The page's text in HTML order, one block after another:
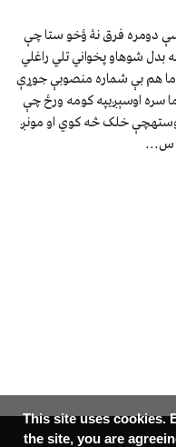
دومره فرق نۀ ؤخو ستا چې
بدل شوهاو پخواني تلي راغلي
هم بې شماره منصوبې جوړې
سره اوسېږيپه کومه ورځ چې
خلک څه کوي او مونږ
س...
This site uses cookies.
the site, you are